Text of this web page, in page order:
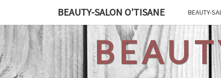
de
content
BEAUTY-SALON O'TISANE BEAUTY-